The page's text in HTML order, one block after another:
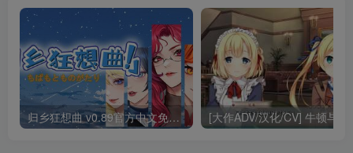
归乡狂想曲 v0.89官方中文免安装版